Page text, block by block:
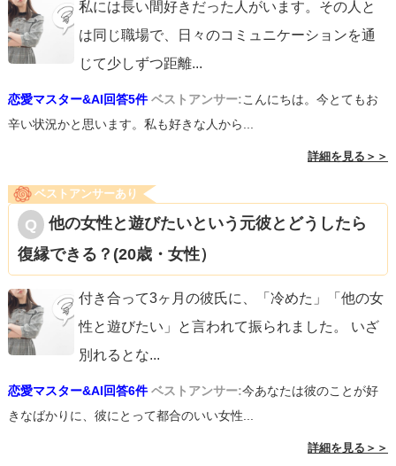
私には長い間好きだった人がいます。その人と
は同じ職場で、日々のコミュニケーションを通
じて少しずつ距離...
恋愛マスター&AI回答5件 ベストアンサー:こんにちは。今とてもお
辛い状況かと思います。私も好きな人から...
詳細を見る＞＞
ベストアンサーあり
他の女性と遊びたいという元彼とどうしたら
復縁できる？(20歳・女性）
付き合って3ヶ月の彼氏に、「冷めた」「他の女
性と遊びたい」と言われて振られました。 いざ
別れるとな...
恋愛マスター&AI回答6件 ベストアンサー:今あなたは彼のことが好
きなばかりに、彼にとって都合のいい女性...
詳細を見る＞＞